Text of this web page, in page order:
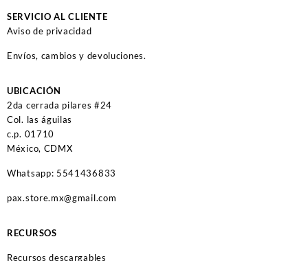
SERVICIO AL CLIENTE
Aviso de privacidad
Envíos, cambios y devoluciones.
UBICACIÓN
2da cerrada pilares #24
Col. las águilas
c.p. 01710
México, CDMX
Whatsapp: 5541436833
pax.store.mx@gmail.com
RECURSOS
Recursos descargables